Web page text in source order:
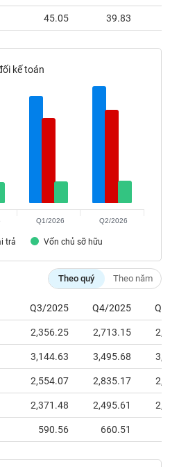
45.05 39.83
kế toán
trả Vốn chủ sỡ hữu
Q1/2026 Q2/2026
Theo quý Theo năm
Q3/2025 Q4/2025
2,356.25 2,713.15
3,144.63 3,495.68
2,554.07 2,835.17
2,371.48 2,495.61
590.56 660.51